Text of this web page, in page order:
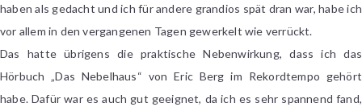
Finger
rauchen
haben als gedacht und ich für andere grandios spät dran war, habe ich
vor allem in den vergangenen Tagen gewerkelt wie verrückt.
Das hatte übrigens die praktische Nebenwirkung, dass ich das
Hörbuch „Das Nebelhaus“ von Eric Berg im Rekordtempo gehört
habe. Dafür war es auch gut geeignet, da ich es sehr spannend fand,